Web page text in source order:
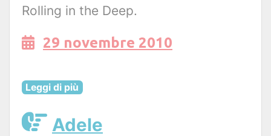
Rolling in the Deep.
29 novembre 2010
Leggi di più
Adele